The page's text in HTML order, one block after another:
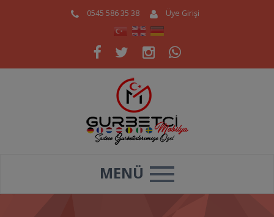
0545 586 35 38 Üye Girişi
MENÜ